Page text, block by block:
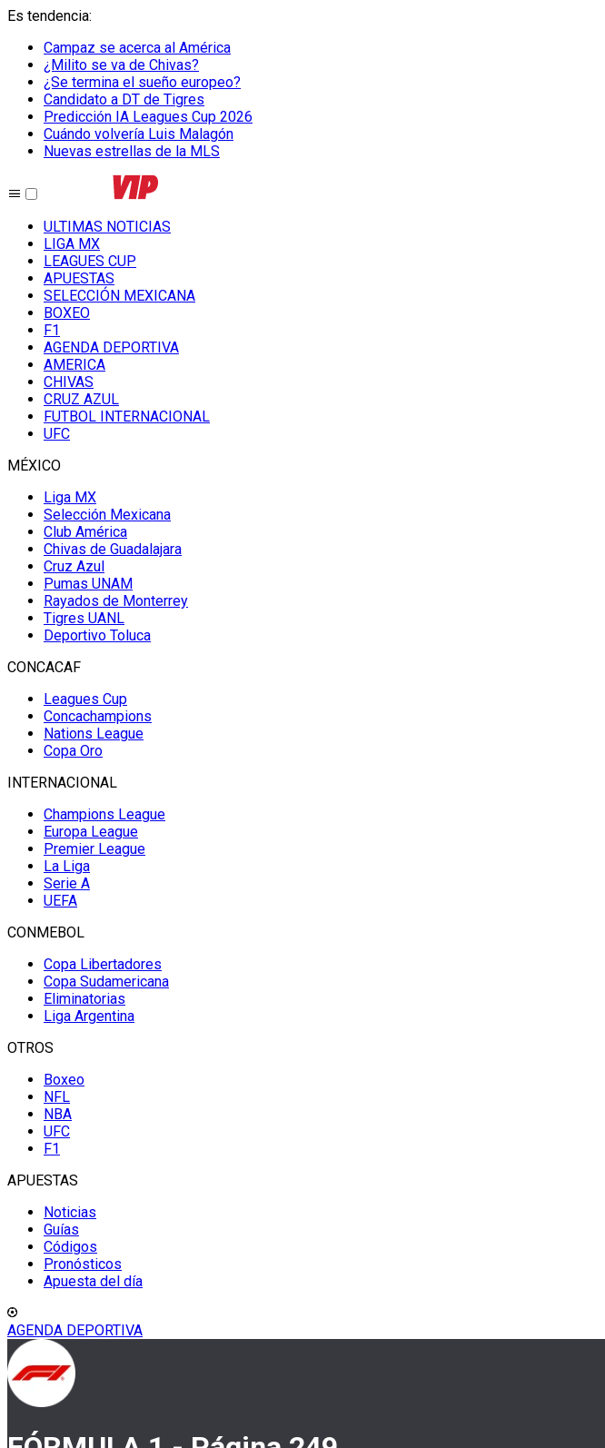
Es tendencia:
Campaz se acerca al América
¿Milito se va de Chivas?
¿Se termina el sueño europeo?
Candidato a DT de Tigres
Predicción IA Leagues Cup 2026
Cuándo volvería Luis Malagón
Nuevas estrellas de la MLS
ULTIMAS NOTICIAS
LIGA MX
LEAGUES CUP
APUESTAS
SELECCIÓN MEXICANA
BOXEO
F1
AGENDA DEPORTIVA
AMERICA
CHIVAS
CRUZ AZUL
FUTBOL INTERNACIONAL
UFC
MÉXICO
Liga MX
Selección Mexicana
Club América
Chivas de Guadalajara
Cruz Azul
Pumas UNAM
Rayados de Monterrey
Tigres UANL
Deportivo Toluca
CONCACAF
Leagues Cup
Concachampions
Nations League
Copa Oro
INTERNACIONAL
Champions League
Europa League
Premier League
La Liga
Serie A
UEFA
CONMEBOL
Copa Libertadores
Copa Sudamericana
Eliminatorias
Liga Argentina
OTROS
Boxeo
NFL
NBA
UFC
F1
APUESTAS
Noticias
Guías
Códigos
Pronósticos
Apuesta del día
AGENDA DEPORTIVA